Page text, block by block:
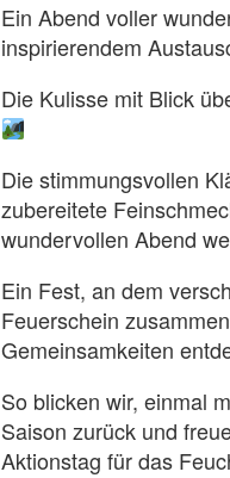
Ein Abend voller
Die Kulisse mit Blick
Die stimmungsvollen
zubereitete
wundervollen Abend
Ein Fest, an dem
Feuerschein
Gemeinsamkeiten
So blicken wir, einmal
Saison zurück und
Aktionstag für das